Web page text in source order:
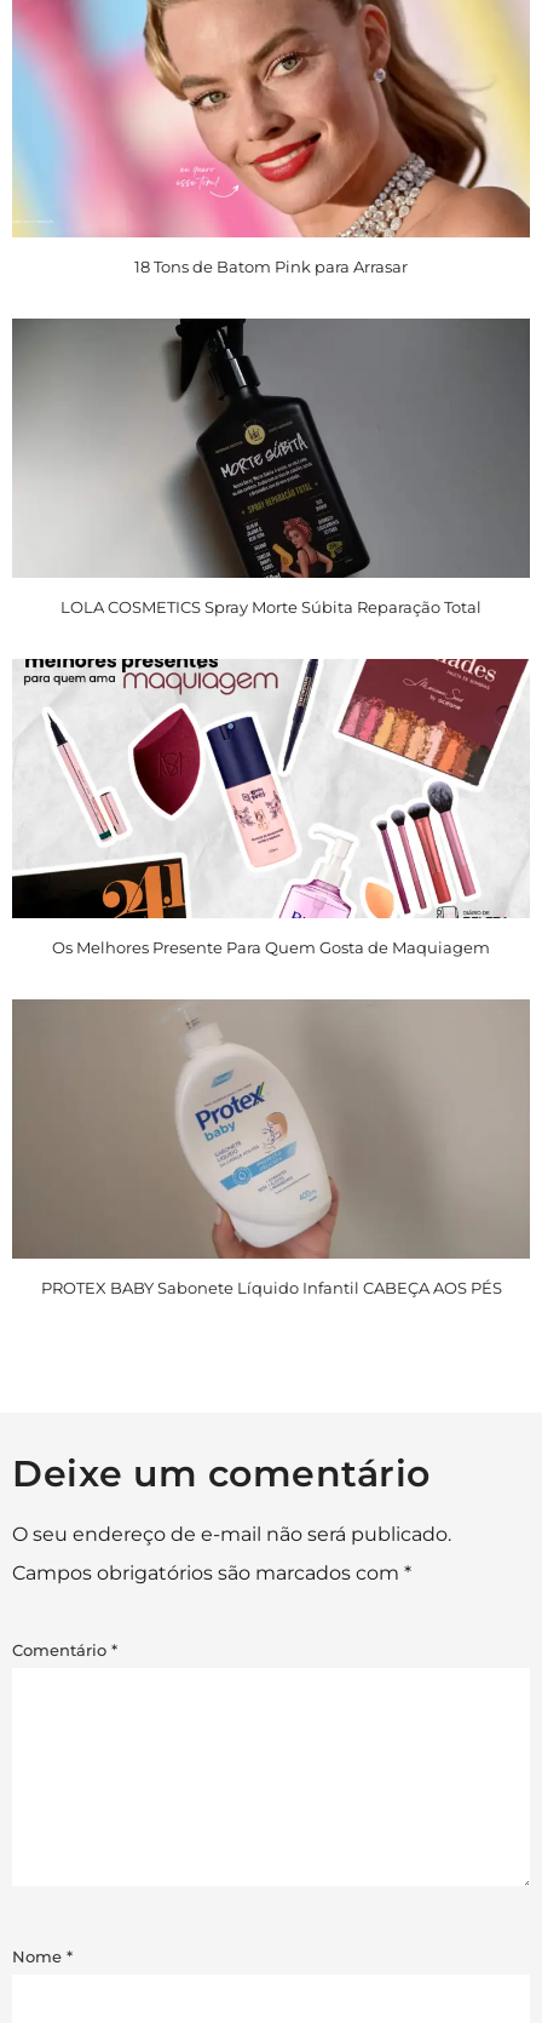
18 Tons de Batom Pink para Arrasar
LOLA COSMETICS Spray Morte Súbita Reparação Total
Os Melhores Presente Para Quem Gosta de Maquiagem
PROTEX BABY Sabonete Líquido Infantil CABEÇA AOS PÉS
Deixe um comentário
O seu endereço de e-mail não será publicado.
Campos obrigatórios são marcados com *
Comentário *
Nome *